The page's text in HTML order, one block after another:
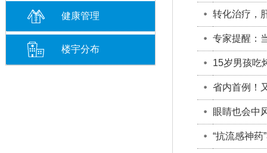
健康管理
楼宇分布
转化治疗，
专家提醒：
15岁男孩
省内首例！
眼睛也会中
“抗流感神药